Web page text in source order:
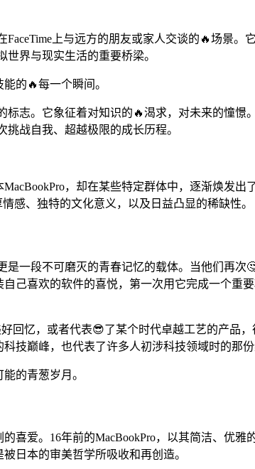
上与远方的朋友或家人交谈的🔥场景
界与现实生活的重要桥梁。
的🔥每一个瞬间。
志。它象征着对知识的🔥渴求，对未来的憧
战自我、超越极限的成长历程。
，却在某些特定群体中，逐渐焕发
感、独特的文化意义，以及日益凸显的稀缺性。
一段不可磨灭的青春记忆的载体。当他们再次
己喜欢的软件的喜悦，第一次用它完成一个重
回忆，或者代表😎了某个时代卓越工艺的产品
技巅峰，也代表了许多人初涉科技领域时的那份
的青葱岁月。
喜爱。16年前的MacBookPro，以其简洁、优
日本的审美哲学所吸收和再创造。